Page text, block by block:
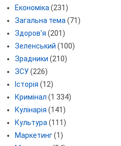
Економіка (231)
Загальна тема (71)
Здоров'я (201)
Зеленський (100)
Зрадники (210)
ЗСУ(226)
Історія (12)
Кримінал (1 334)
Кулінарія (141)
Культура (111)
Маркетинг(1)